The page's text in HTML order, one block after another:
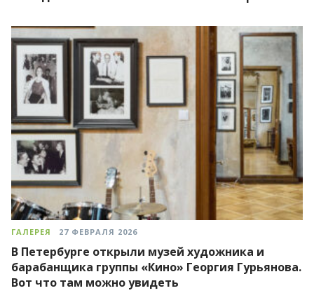
ГАЛЕРЕЯ 27 ФЕВРАЛЯ 2026
В Петербурге открыли музей художника и
барабанщика группы «Кино» Георгия Гурьянова.
Вот что там можно увидеть